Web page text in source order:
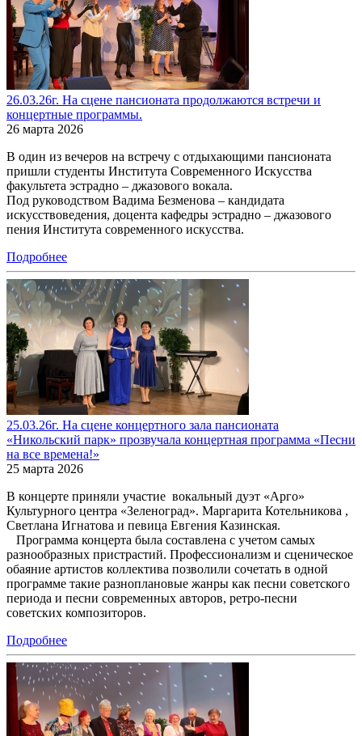
26.03.26г. На сцене пансионата продолжаются встречи и
концертные программы.
26 марта 2026
В один из вечеров на встречу с отдыхающими пансионата
пришли студенты Института Современного Искусства
факультета эстрадно – джазового вокала.
Под руководством Вадима Безменова – кандидата
искусствоведения, доцента кафедры эстрадно – джазового
пения Института современного искусства.
Подробнее
25.03.26г. На сцене концертного зала пансионата
«Никольский парк» прозвучала концертная программа «Песни
на все времена!»
25 марта 2026
В концерте приняли участие вокальный дуэт «Арго»
Культурного центра «Зеленоград». Маргарита Котельникова ,
Светлана Игнатова и певица Евгения Казинская.
Программа концерта была составлена с учетом самых
разнообразных пристрастий. Профессионализм и сценическое
обаяние артистов коллектива позволили сочетать в одной
программе такие разноплановые жанры как песни советского
периода и песни современных авторов, ретро-песни
советских композиторов.
Подробнее